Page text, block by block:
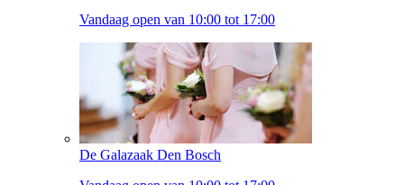
Vandaag open van 10:00 tot 17:00
De Galazaak Den Bosch